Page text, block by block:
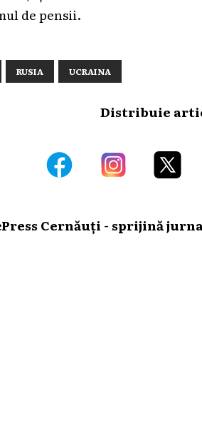
de pensii.
RUSIA UCRAINA
Distribuie
Cernăuți - sprijină